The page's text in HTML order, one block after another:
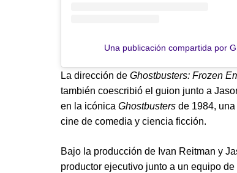
Una publicación compartida por
La dirección de Ghostbusters: Frozen
también coescribió el guion junto a
en la icónica Ghostbusters de 1984,
cine de comedia y ciencia ficción.
Bajo la producción de Ivan Reitman y
productor ejecutivo junto a un equipo